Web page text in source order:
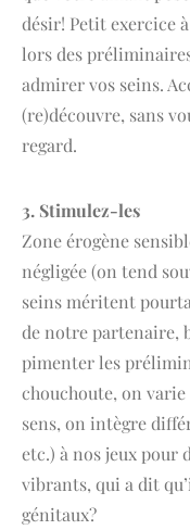
désir! Petit exercice
lors des
admirer vos seins.
(re)découvre, sans
regard.
3. Stimulez-les
Zone érogène
négligée (on tend
seins méritent
de notre partenaire,
pimenter les
chouchoute, on
sens, on intègre
etc.) à nos jeux pour
vibrants, qui a dit
génitaux?